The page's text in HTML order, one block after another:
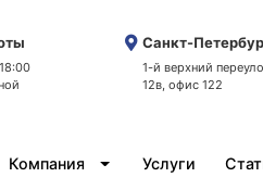
Санкт-
1-й верхний
12в, офис 122
Компания Услуги